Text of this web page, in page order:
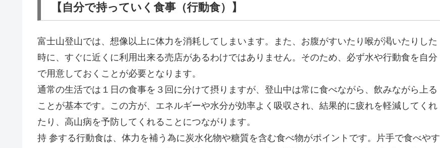
【自分で持っていく食事（行動食）】
富士山登山では、想像以上に体力を消耗してしまいます。また、お腹がすいたり喉が渇いたりした
時に、すぐに近くに利用出来る売店があるわけではありません。そのため、必ず水や行動食を自分
で用意しておくことが必要となります。
通常の生活では１日の食事を３回に分けて摂りますが、登山中は常に食べながら、飲みながら上る
ことが基本です。この方が、エネルギーや水分が効率よく吸収され、結果的に疲れを軽減してくれ
たり、高山病を予防してくれることにつながります。
持 参する行動食は、体力を補う為に炭水化物や糖質を含む食べ物がポイントです。片手で食べやす